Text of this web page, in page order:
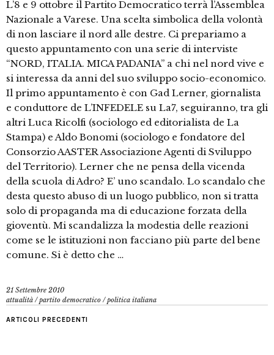
L’8 e 9 ottobre il Partito Democratico terrà l’Assemblea
Nazionale a Varese. Una scelta simbolica della volontà
di non lasciare il nord alle destre. Ci prepariamo a
questo appuntamento con una serie di interviste
“NORD, ITALIA. MICA PADANIA” a chi nel nord vive e
si interessa da anni del suo sviluppo socio-economico.
Il primo appuntamento è con Gad Lerner, giornalista
e conduttore de L’INFEDELE su La7, seguiranno, tra gli
altri Luca Ricolfi (sociologo ed editorialista de La
Stampa) e Aldo Bonomi (sociologo e fondatore del
Consorzio AASTER Associazione Agenti di Sviluppo
del Territorio). Lerner che ne pensa della vicenda
della scuola di Adro? E’ uno scandalo. Lo scandalo che
desta questo abuso di un luogo pubblico, non si tratta
solo di propaganda ma di educazione forzata della
gioventù. Mi scandalizza la modestia delle reazioni
come se le istituzioni non facciano più parte del bene
comune. Si è detto che …
21 Settembre 2010
attualità /partito democratico /politica italiana
ARTICOLI PRECEDENTI